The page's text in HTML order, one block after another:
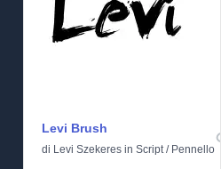
Levi Brush
di Levi Szekeres in Script/ Pennello